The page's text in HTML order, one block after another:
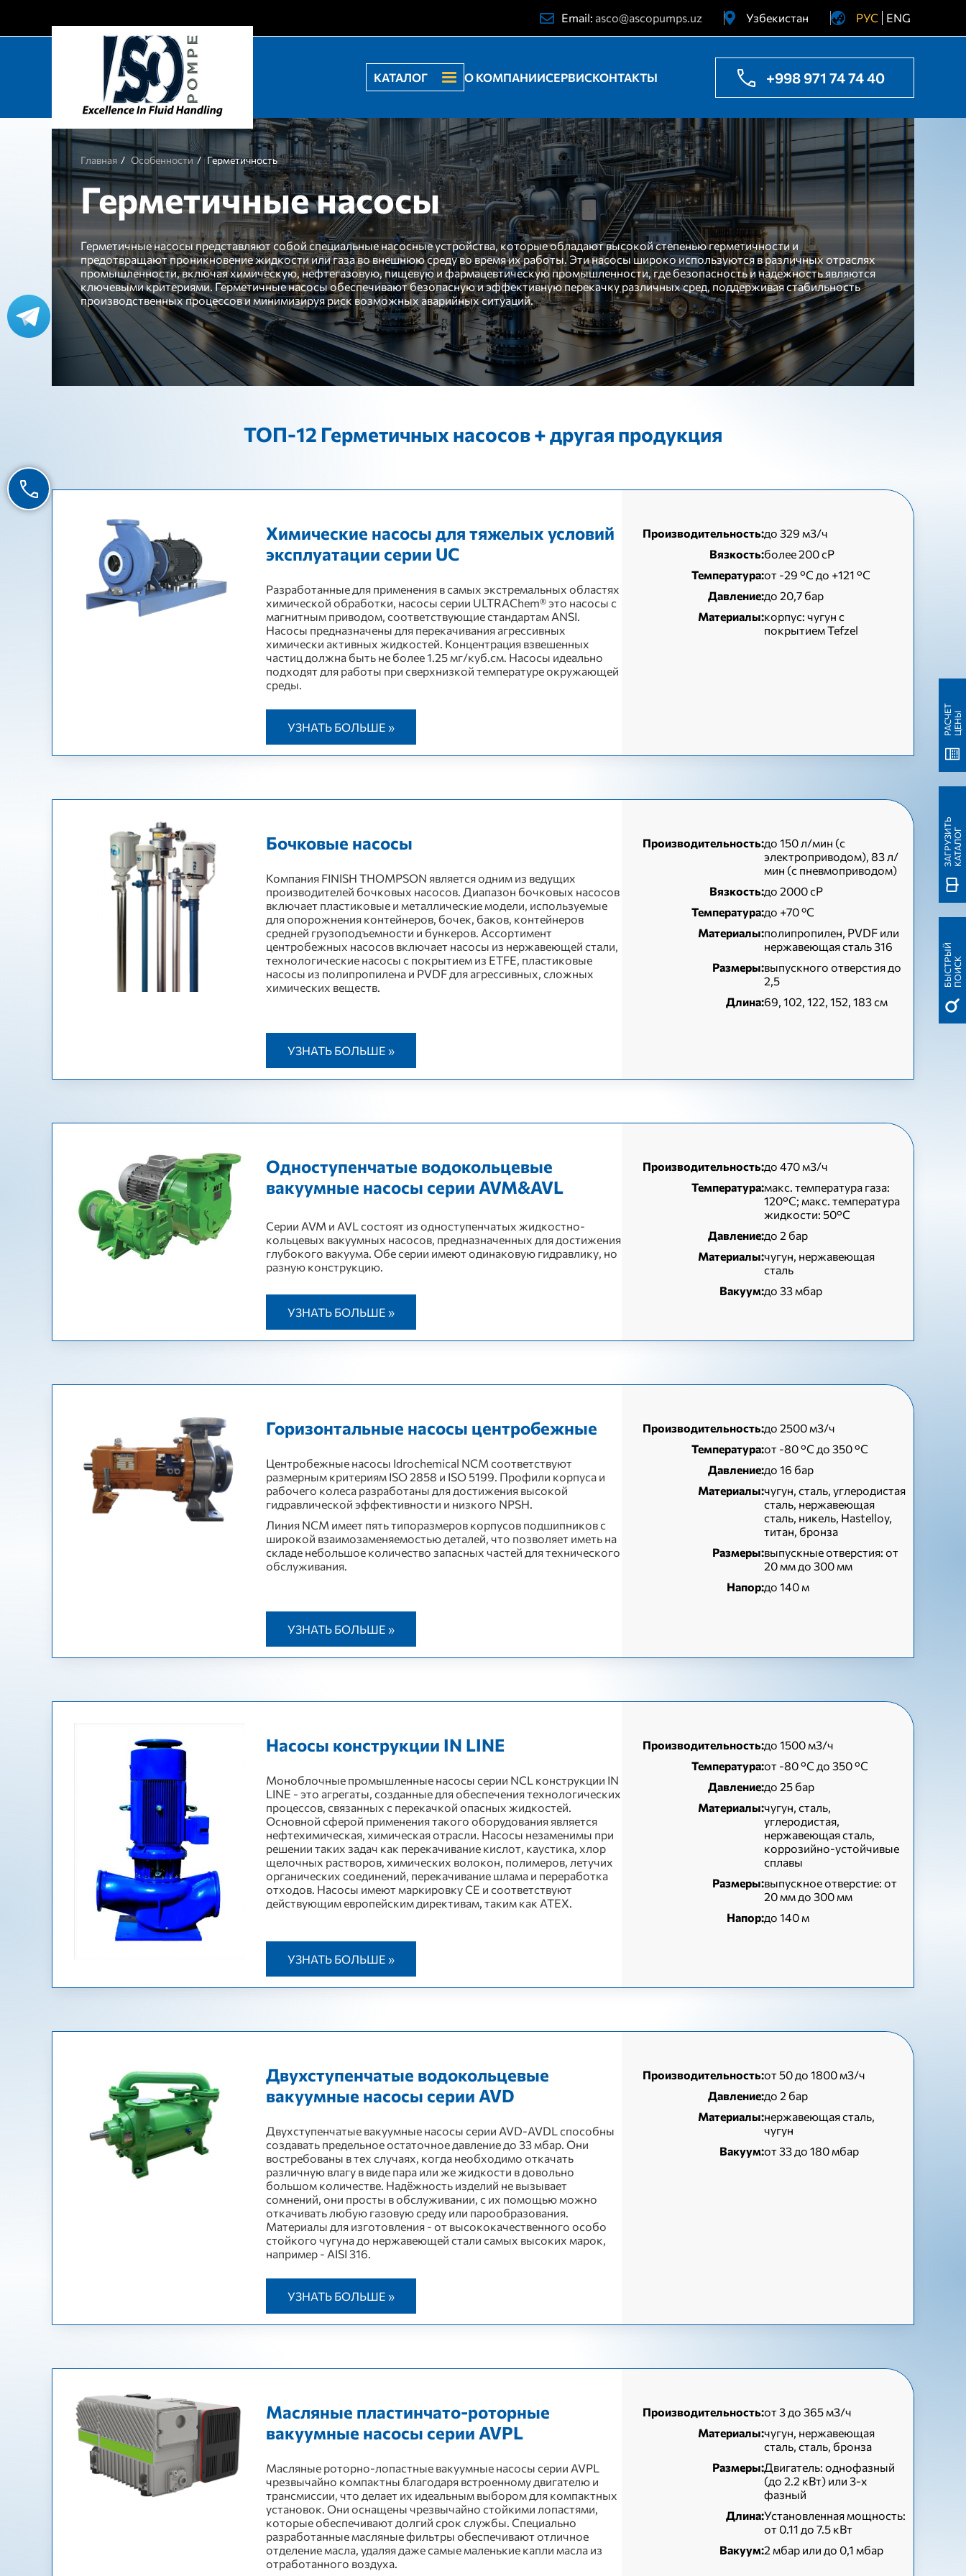
Email: asco@ascopumps.uz
Узбекистан
Украина
РУС ENG
КАТАЛОГ О КОМПАНИИСЕРВИСКОНТАКТЫ +998 971 74 74 40
Главная Особенности Герметичность
Герметичные насосы
Герметичные насосы представляют собой специальные насосные устройства, которые обладают высокой степенью герметичности и
предотвращают проникновение жидкости или газа во внешнюю среду во время их работы. Эти насосы широко используются в различных отраслях
промышленности, включая химическую, нефтегазовую, пищевую и фармацевтическую промышленности, где безопасность и надежность являются
ключевыми критериями. Герметичные насосы обеспечивают безопасную и эффективную перекачку различных сред, поддерживая стабильность
производственных процессов и минимизируя риск возможных аварийных ситуаций.
ТОП-12 Герметичных насосов + другая продукция
Химические насосы для тяжелых условий
эксплуатации серии UC
Разработанные для применения в самых экстремальных областях
химической обработки, насосы серии ULTRAChem® это насосы с
магнитным приводом, соответствующие стандартам ANSI.
Насосы предназначены для перекачивания агрессивных
химически активных жидкостей. Концентрация взвешенных
частиц должна быть не более 1.25 мг/куб.см. Насосы идеально
подходят для работы при сверхнизкой температуре окружающей
среды.
УЗНАТЬ БОЛЬШЕ »
Производительность:до 329 м3/ч
Вязкость:более 200 сР
Температура:от -29 °С до +121 °С
Давление:до 20,7 бар
Материалы:корпус: чугун с
покрытием Tefzel
Бочковые насосы
Компания FINISH THOMPSON является одним из ведущих
производителей бочковых насосов. Диапазон бочковых насосов
включает пластиковые и металлические модели, используемые
для опорожнения контейнеров, бочек, баков, контейнеров
средней грузоподъемности и бункеров. Ассортимент
центробежных насосов включает насосы из нержавеющей стали,
технологические насосы с покрытием из ETFE, пластиковые
насосы из полипропилена и PVDF для агрессивных, сложных
химических веществ.
УЗНАТЬ БОЛЬШЕ »
Производительность:до 150 л/мин (с
электроприводом), 83 л/
мин (с пневмоприводом)
Вязкость:до 2000 сР
Температура:до +70 ºC
Материалы:полипропилен, PVDF или
нержавеющая сталь 316
Размеры:выпускного отверстия до
2,5
Длина:69, 102, 122, 152, 183 см
Одноступенчатые водокольцевые
вакуумные насосы серии AVM&AVL
Серии AVM и AVL состоят из одноступенчатых жидкостно-
кольцевых вакуумных насосов, предназначенных для достижения
глубокого вакуума. Обе серии имеют одинаковую гидравлику, но
разную конструкцию.
УЗНАТЬ БОЛЬШЕ »
Производительность:до 470 м3/ч
Температура:макс. температура газа:
120°C; макс. температура
жидкости: 50°C
Давление:до 2 бар
Материалы:чугун, нержавеющая
сталь
Вакуум:до 33 мбар
Горизонтальные насосы центробежные
Центробежные насосы Idrochemical NCM соответствуют
размерным критериям ISO 2858 и ISO 5199. Профили корпуса и
рабочего колеса разработаны для достижения высокой
гидравлической эффективности и низкого NPSH.
Линия NCM имеет пять типоразмеров корпусов подшипников с
широкой взаимозаменяемостью деталей, что позволяет иметь на
складе небольшое количество запасных частей для технического
обслуживания.
УЗНАТЬ БОЛЬШЕ »
Производительность:до 2500 м3/ч
Температура:от -80 °C до 350 °C
Давление:до 16 бар
Материалы:чугун, сталь, углеродистая
сталь, нержавеющая
сталь, никель, Hastelloy,
титан, бронза
Размеры:выпускные отверстия: от
20 мм до 300 мм
Напор:до 140 м
Насосы конструкции IN LINE
Моноблочные промышленные насосы серии NCL конструкции IN
LINE - это агрегаты, созданные для обеспечения технологических
процессов, связанных с перекачкой опасных жидкостей.
Основной сферой применения такого оборудования является
нефтехимическая, химическая отрасли. Насосы незаменимы при
решении таких задач как перекачивание кислот, каустика, хлор
щелочных растворов, химических волокон, полимеров, летучих
органических соединений, перекачивание шлама и переработка
отходов. Насосы имеют маркировку СЕ и соответствуют
действующим европейским директивам, таким как ATEX.
УЗНАТЬ БОЛЬШЕ »
Производительность:до 1500 м3/ч
Температура:от -80 °C до 350 °C
Давление:до 25 бар
Материалы:чугун, сталь,
углеродистая,
нержавеющая сталь,
коррозийно-устойчивые
сплавы
Размеры:выпускное отверстие: от
20 мм до 300 мм
Напор:до 140 м
Двухступенчатые водокольцевые
вакуумные насосы серии AVD
Двухступенчатые вакуумные насосы серии AVD-AVDL способны
создавать предельное остаточное давление до 33 мбар. Они
востребованы в тех случаях, когда необходимо откачать
различную влагу в виде пара или же жидкости в довольно
большом количестве. Надёжность изделий не вызывает
сомнений, они просты в обслуживании, с их помощью можно
откачивать любую газовую среду или парообразования.
Материалы для изготовления - от высококачественного особо
стойкого чугуна до нержавеющей стали самых высоких марок,
например - AISI 316.
УЗНАТЬ БОЛЬШЕ »
Производительность:от 50 до 1800 м3/ч
Давление:до 2 бар
Материалы:нержавеющая сталь,
чугун
Вакуум:от 33 до 180 мбар
Масляные пластинчато-роторные
вакуумные насосы серии AVPL
Масляные роторно-лопастные вакуумные насосы серии AVPL
чрезвычайно компактны благодаря встроенному двигателю и
трансмиссии, что делает их идеальным выбором для компактных
установок. Они оснащены чрезвычайно стойкими лопастями,
которые обеспечивают долгий срок службы. Специально
разработанные масляные фильтры обеспечивают отличное
отделение масла, удаляя даже самые маленькие капли масла из
отработанного воздуха.
Производительность:от 3 до 365 м3/ч
Материалы:чугун, нержавеющая
сталь, сталь, бронза
Размеры:Двигатель: однофазный
(до 2.2 кВт) или 3-х
фазный
Длина:Установленная мощность:
от 0.11 до 7.5 кВт
Вакуум:2 мбар или до 0,1 мбар
Б
Ы
С
ТР
Ы
Й
П
О
И
СК
З
А
Г
Р
У
ЗИ
Т
Ь
К
А
Т
А
Л
ОГ
Р
А
С
ЧЕ
Т
Ц
Е
НЫ